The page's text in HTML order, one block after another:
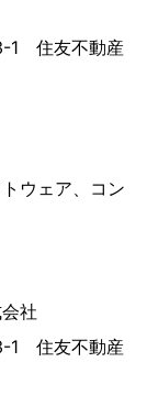
1 住友不動産
ウェア、コン
社
1 住友不動産